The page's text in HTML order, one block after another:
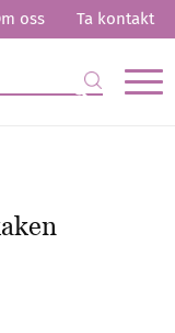
oss Ta kontakt